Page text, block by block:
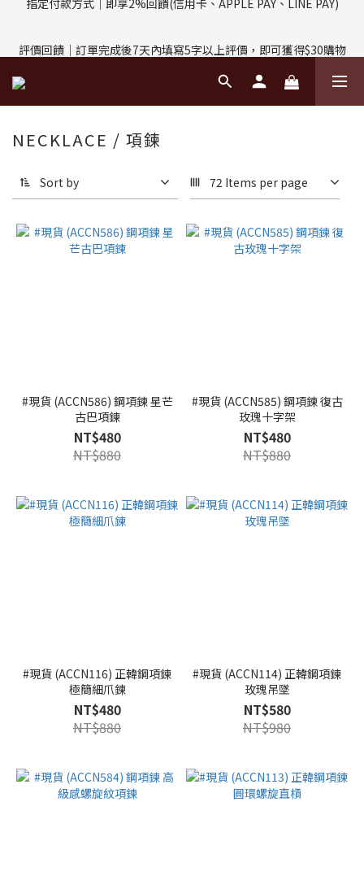
輸入折扣碼：MP03YYDS｜MP-03享95折優惠
指定付款方式｜即享2%回饋(信用卡、APPLE PAY、LINE PAY)
評價回饋｜訂單完成後7天內填寫5字以上評價，即可獲得$30購物
NECKLACE / 項鍊
Sort by 72 Items per page
#現貨 (ACCN586) 鋼項鍊 星芒
古巴項鍊
NT$480
NT$880
#現貨 (ACCN585) 鋼項鍊 復古
玫瑰十字架
NT$480
NT$880
#現貨 (ACCN116) 正韓鋼項鍊
極簡細爪鍊
NT$480
NT$880
#現貨 (ACCN114) 正韓鋼項鍊
玫瑰吊墜
NT$580
NT$980